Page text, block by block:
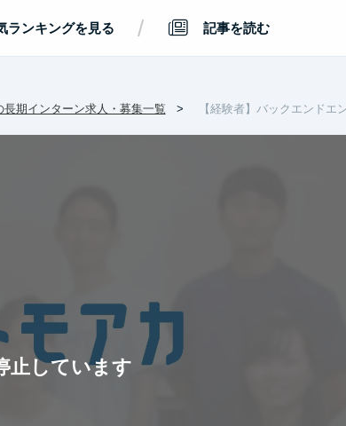
ランキングを見る / 記事を読む
長期インターン求人・募集一覧 【経験者】バックエンド
止しています